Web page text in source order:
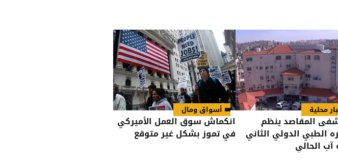
محلية
المقاصد ينظم
الطبي الدولي الثاني
آب الحالي
أسواق ومال
انكماش سوق العمل الأميركي
في تموز بشكل غير متوقع